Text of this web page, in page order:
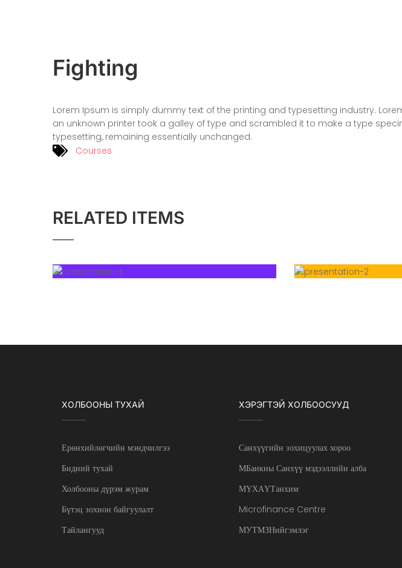
Fighting
Lorem Ipsum is simply dummy text of the printing and typesetting industry.
an unknown printer took a galley of type and scrambled it to make a type
typesetting, remaining essentially unchanged.
Courses
RELATED ITEMS
ХОЛБООНЫ ТУХАЙ
Ерөнхийлөгчийн мэндчилгээ
Бидний тухай
Холбооны дүрэм журам
Бүтэц зохион байгуулалт
Тайлангууд
ХЭРЭГТЭЙ ХОЛБООСУУД
Санхүүгийн зохицуулах хороо
МБанкны Санхүү мэдээллийн алба
МҮХАҮТанхим
Microfinance Centre
МУТМЗНийгэмлэг